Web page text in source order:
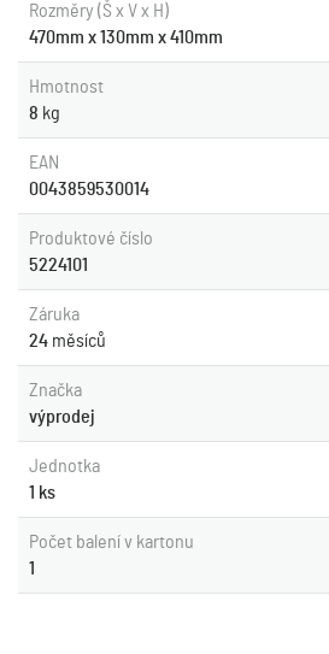
Rozměry (Š x V x H)
470mm x 130mm x 410mm
Hmotnost
8 kg
EAN
0043859530014
Produktové číslo
5224101
Záruka
24 měsíců
Značka
výprodej
Jednotka
1 ks
Počet balení v kartonu
1